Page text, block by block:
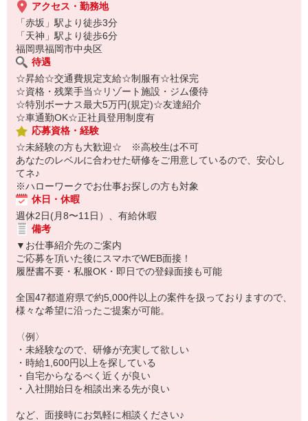
アクセス・勤務地
「赤坂」駅より徒歩3分
「天神」駅より徒歩6分
福岡県福岡市中央区
待遇
☆昇給☆交通費規定支給☆制服有☆社保完
☆資格・残業手当☆リゾート施設・ジム優待
☆特別ボーナス最大5万円(規定)☆友達紹介
☆車通勤OK☆正社員登用制度有
応募資格・経験
☆未経験の方も大歓迎☆ ※高校生は不可
あなたのレベルに合わせた研修をご用意しているので、安心し
てネ♪
※ハローワークでお仕事お探しの方も対象
休日・休暇
週休2日(月8〜11日）、有給休暇
備考
▼お仕事紹介先のご案内
ご応募を頂いた後にスマホでWEB面接！
履歴書不要・私服OK・即日での登録面接も可能
全国47都道府県で約5,000件以上の案件を扱っておりますので、
様々な希望に沿ったご提案が可能。
〈例〉
・未経験なので、研修が充実して欲しい
・時給1,600円以上を探している
・自宅からなるべく近くが良い
・入社開始日を相談出来る先が良い
など、面接時にお気軽に相談ください♪